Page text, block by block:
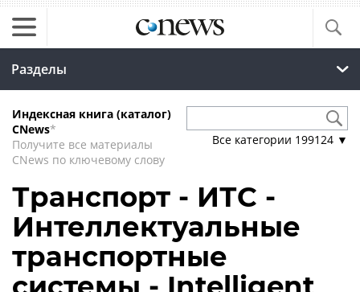
Разделы
Индексная книга (каталог)
CNews*
Получите все материалы
CNews по ключевому слову
Все категории 199124 ▼
Транспорт - ИТС -
Интеллектуальные
транспортные